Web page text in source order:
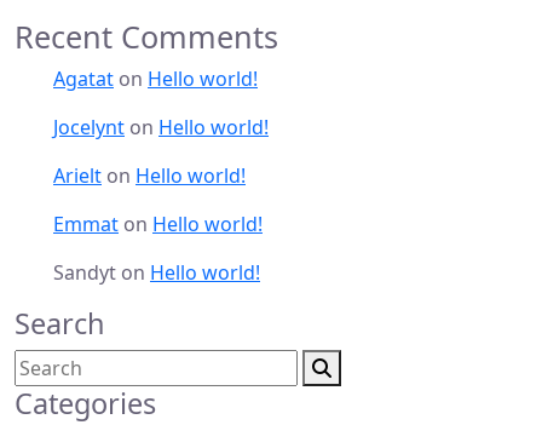
Recent Comments
Agatat on Hello world!
Jocelynt on Hello world!
Arielt on Hello world!
Emmat on Hello world!
Sandyt on Hello world!
Search
Categories